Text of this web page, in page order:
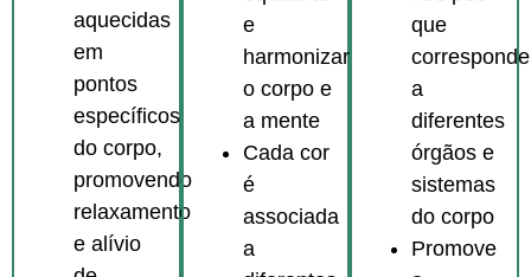
aquecidas
em
pontos
específicos
do corpo,
promovendo
relaxamento
e alívio
e
harmonizar
o corpo e
a mente
Cada cor
é
associada
a
que
a
diferentes
órgãos e
sistemas
do corpo
Promove